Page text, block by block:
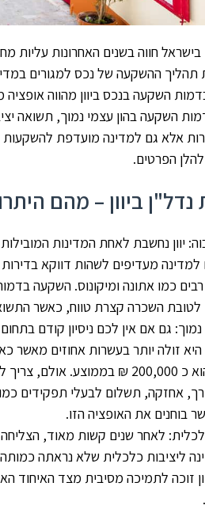
חווה בשנים האחרונות עליות
ההשקעה של נכס למגורים
השקעה בנכס ביוון מהווה
השקעה בהון עצמי נמוך, תשואה
אלא גם למדינה מועדפת
הפרטים.
ביוון – מהם
יוון נחשבת לאחת המדינות
למדינה מעדיפים לשהות דווקא
רבים כמו אתונה ומיקונוס. השקעה
השכרה קצרת טווח, כאשר התשואה היא
נמוך: גם אם אין לכם ניסיון קודם
היא זולה יותר בעשרות אחוזים מאשר
הנדרש הוא כ 200,000 ₪ בממוצע.
אחזקה, תשלום לבעלי תפקידים כמו
בוחנים את האופציה הזו.
לאחר שנים קשות מאוד,
ליציבות כלכלית שלא נראתה
זוכה לתמיכה מסיבית מצד האיחוד